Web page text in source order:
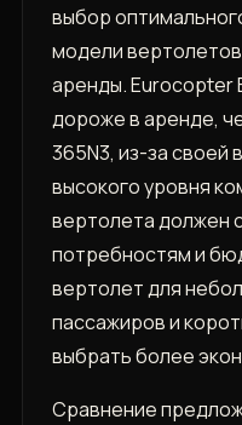
выбор
модели
аренды. Eurocopter
дороже в аренде,
365N3, из-за своей
высокого уровня
вертолета должен
потребностям и
вертолет для
пассажиров и
выбрать более
Сравнение